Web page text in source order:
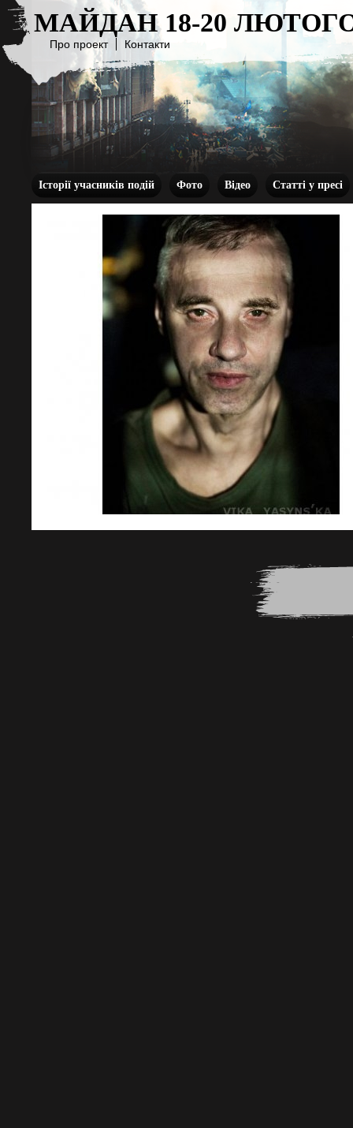
МАЙДАН 18-20
Про проект Контакти
Історії учасників подій Фото Відео Статті у пресі